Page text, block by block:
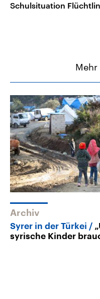
Schulsituation
Mehr
Archiv
Syrer in der Türkei
syrische Kinder